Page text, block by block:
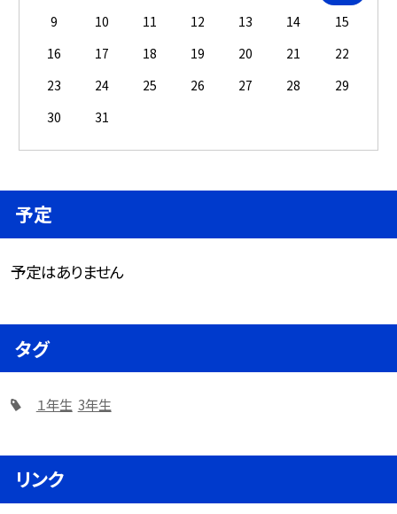
9
10 11 12 13 14
15
16
17 18 19 20 21
22
23
24 25 26 27 28
29
30
31
予定
予定はありません
タグ
１年生 3年生
リンク